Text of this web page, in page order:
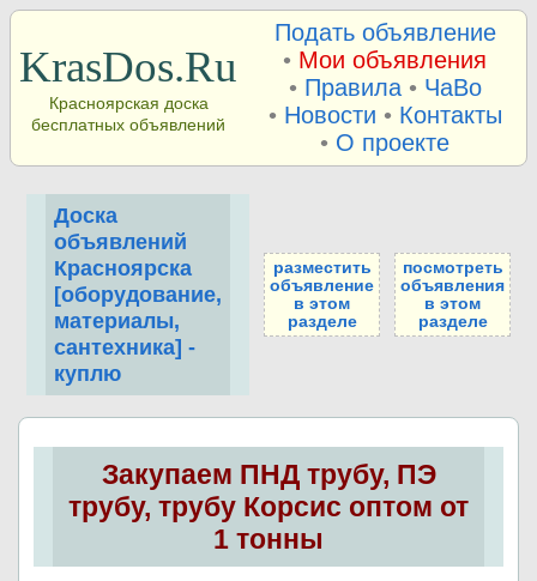
KrasDos.Ru
Красноярская доска
бесплатных объявлений
Подать объявление
• Мои объявления
• Правила• ЧаВо
• Новости • Контакты
• О проекте
Доска
объявлений
Красноярска
[оборудование,
материалы,
сантехника] -
куплю
разместить
объявление
в этом
разделе
посмотреть
объявления
в этом
разделе
Закупаем ПНД трубу, ПЭ
трубу, трубу Корсис оптом от
1 тонны